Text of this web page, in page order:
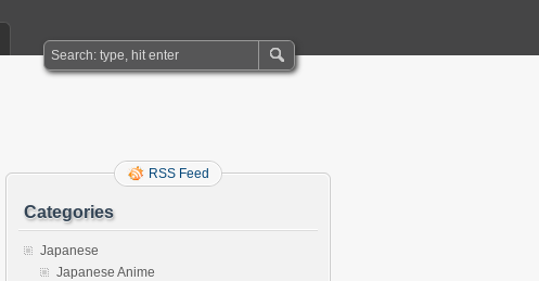
RSS Feed
Categories
Japanese
Japanese Anime